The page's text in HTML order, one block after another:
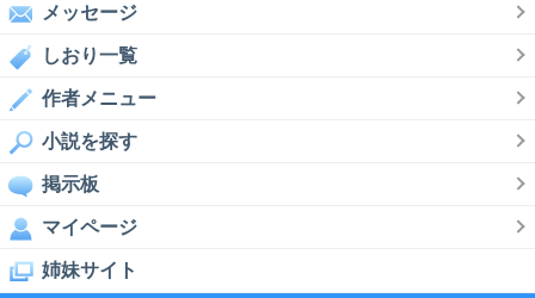
メッセージ
しおり一覧
作者メニュー
小説を探す
掲示板
マイページ
姉妹サイト